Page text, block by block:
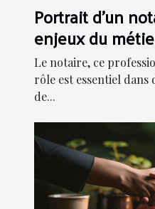
Portrait d'un
enjeux du
Le notaire, ce
rôle est essentiel dans
de...